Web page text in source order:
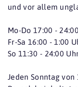
und vor allem
Mo-Do 17:00 -
Fr-Sa 16:00 - 1:00
So 11:30 - 24:00
Jeden Sonntag von